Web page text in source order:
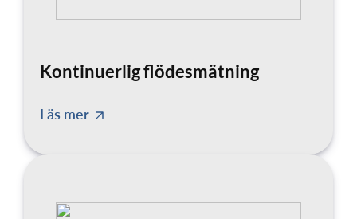
Kontinuerlig flödesmätning
Läs mer